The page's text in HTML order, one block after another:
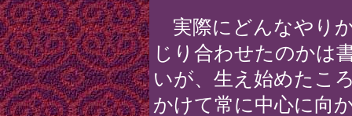
実際にどんなやり
じり合わせたのかは
いが、生え始めたこ
かけて常に中心に向